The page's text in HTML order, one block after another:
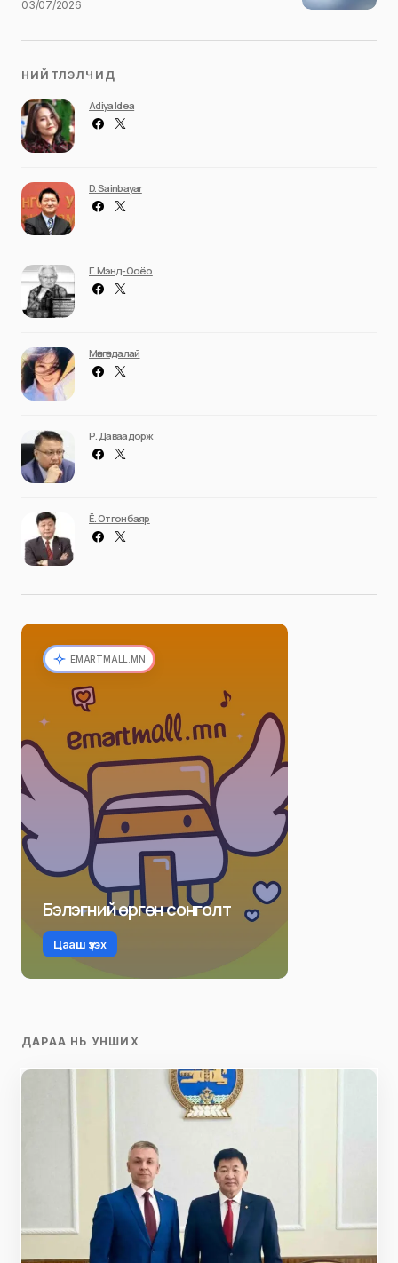
03/07/2026
НИЙТЛЭЛЧИД
Adiya Idea
D. Sainbayar
Г. Мэнд-Ооёо
Мөнгөндалай
Р. Даваадорж
Ё. Отгонбаяр
EMARTMALL.MN
Бэлэгний өргөн сонголт
Цааш үзэх
ДАРАА НЬ УНШИХ